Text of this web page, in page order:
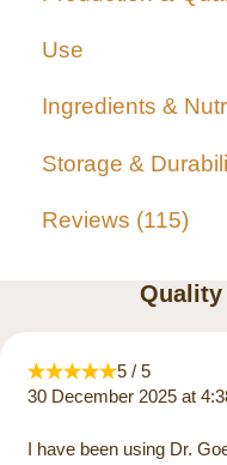
Use
Ingredients &
Storage &
Reviews 115
5 / 5
30 December 2025 at
I have been using Dr.